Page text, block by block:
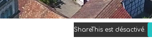
ShareThis est désactivé.